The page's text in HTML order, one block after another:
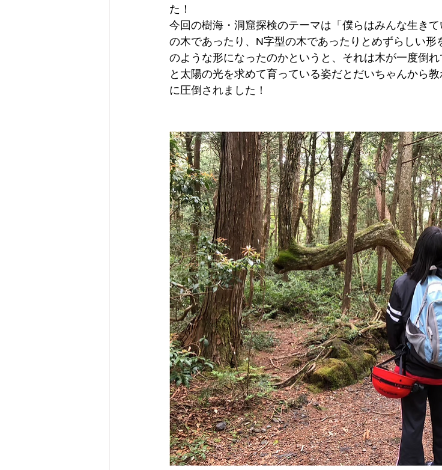
た！
今回の樹海・洞窟探検のテーマは「僕らはみんな生き
の木であったり、N字型の木であったりとめずらしい
のような形になったのかというと、それは木が一度倒
と太陽の光を求めて育っている姿だとだいちゃんから
に圧倒されました！